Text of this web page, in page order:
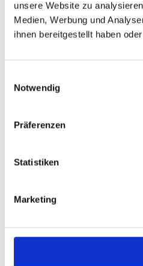
unsere Website zu
Medien, Werbung und
ihnen bereitgestellt haben
Notwendig
Präferenzen
Statistiken
Marketing